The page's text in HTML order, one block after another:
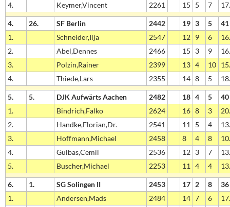
4.
Keymer,Vincent 2261 15 5 7
4. 26. SF Berlin 2442 19 3 5
1.
Schneider,Ilja 2547 12 9 6
2.
Abel,Dennes 2466 15 3 9
3.
Polzin,Rainer 2399 13 4 10
4.
Thiede,Lars 2355 14 8 5
5. 5. DJK Aufwärts Aachen 2482 18 4 5
1.
Bindrich,Falko 2624 16 8 3
2.
Handke,Florian,Dr. 2541 11 5 4
3.
Hoffmann,Michael 2458 8 4 8
4.
Gulbas,Cemil 2536 12 3 7
5.
Buscher,Michael 2253 11 4 4
6. 1. SG Solingen II 2453 17 2 8
1.
Andersen,Mads 2484 14 7 6